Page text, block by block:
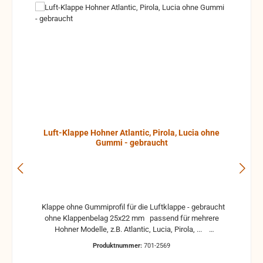
Luft-Klappe Hohner Atlantic, Pirola, Lucia ohne
Gummi - gebraucht
ohne Klappenbelag 25x22 mm passend für mehrere
Hohner Modelle, z.B. Atlantic, Lucia, Pirola, ...
Produktnummer: 701-2569